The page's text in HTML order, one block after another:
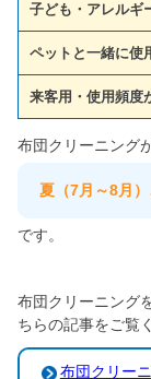
子ども・アレルギ
ペットと一緒に使
来客用・使用頻度
布団クリーニング
夏（7月～8月）
です。
布団クリーニング
ちらの記事をご覧
布団クリー